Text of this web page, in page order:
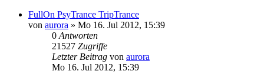
FullOn PsyTrance TripTrance
von aurora » Mo 16. Jul 2012, 15:39
0 Antworten
21527 Zugriffe
Letzter Beitrag von aurora
Mo 16. Jul 2012, 15:39